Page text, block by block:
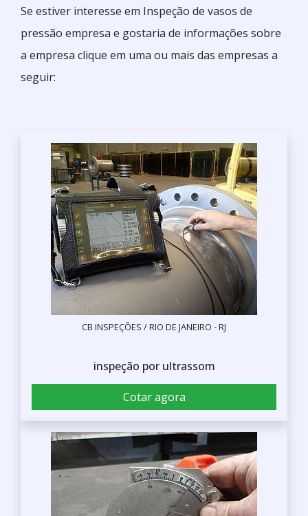
Se estiver interesse em Inspeção de vasos de
pressão empresa e gostaria de informações sobre
a empresa clique em uma ou mais das empresas a
seguir:
CB INSPEÇÕES / RIO DE JANEIRO - RJ
inspeção por ultrassom
Cotar agora